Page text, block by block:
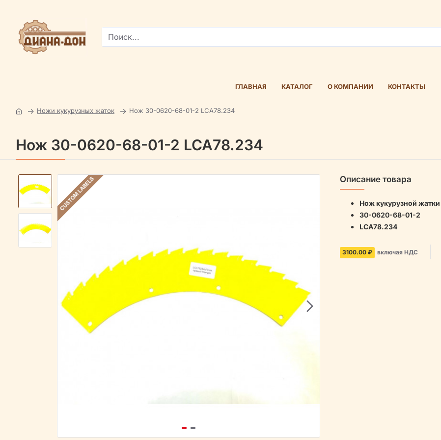
Поиск...
ГЛАВНАЯ КАТАЛОГ О КОМПАНИИ КОНТАКТЫ
Ножи кукурузных жаток Нож 30-0620-68-01-2 LCA78.234
Нож 30-0620-68-01-2 LCA78.234
CUSTOM LABELS Описание товара
Нож кукурузной жатки
30-0620-68-01-2
LCA78.234
3100.00 ₽ включая НДС